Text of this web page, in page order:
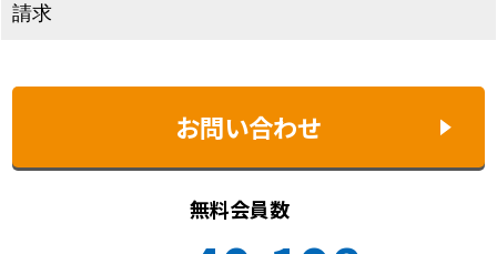
請求
お問い合わせ
無料会員数